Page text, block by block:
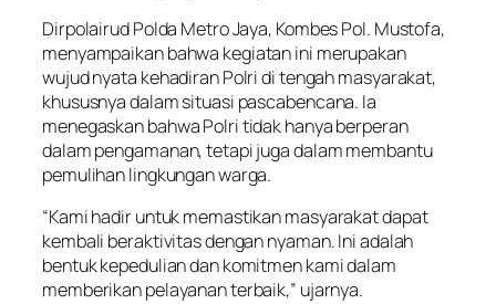
Dirpolairud Polda Metro Jaya, Kombes Pol. Mustofa,
menyampaikan bahwa kegiatan ini merupakan
wujud nyata kehadiran Polri di tengah masyarakat,
khususnya dalam situasi pascabencana. Ia
menegaskan bahwa Polri tidak hanya berperan
dalam pengamanan, tetapi juga dalam membantu
pemulihan lingkungan warga.
“Kami hadir untuk memastikan masyarakat dapat
kembali beraktivitas dengan nyaman. Ini adalah
bentuk kepedulian dan komitmen kami dalam
memberikan pelayanan terbaik,” ujarnya.